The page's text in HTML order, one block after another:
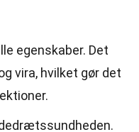
egenskaber. Det
vira, hvilket gør det